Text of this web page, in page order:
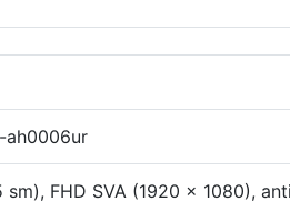
ah0006ur
sm), FHD SVA (1920 x 1080),